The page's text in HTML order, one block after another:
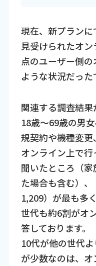
現在、新プラン
見受けられたオ
点のユーザー側
ような状況だった
関連する調査結果
18歳～69歳の男
規契約や機種変
オンライン上で
聞いたところ（
た場合も含む）
1,209）が最も多
世代も約6割がオ
答しております。
10代が他の世代
が少数なのは、